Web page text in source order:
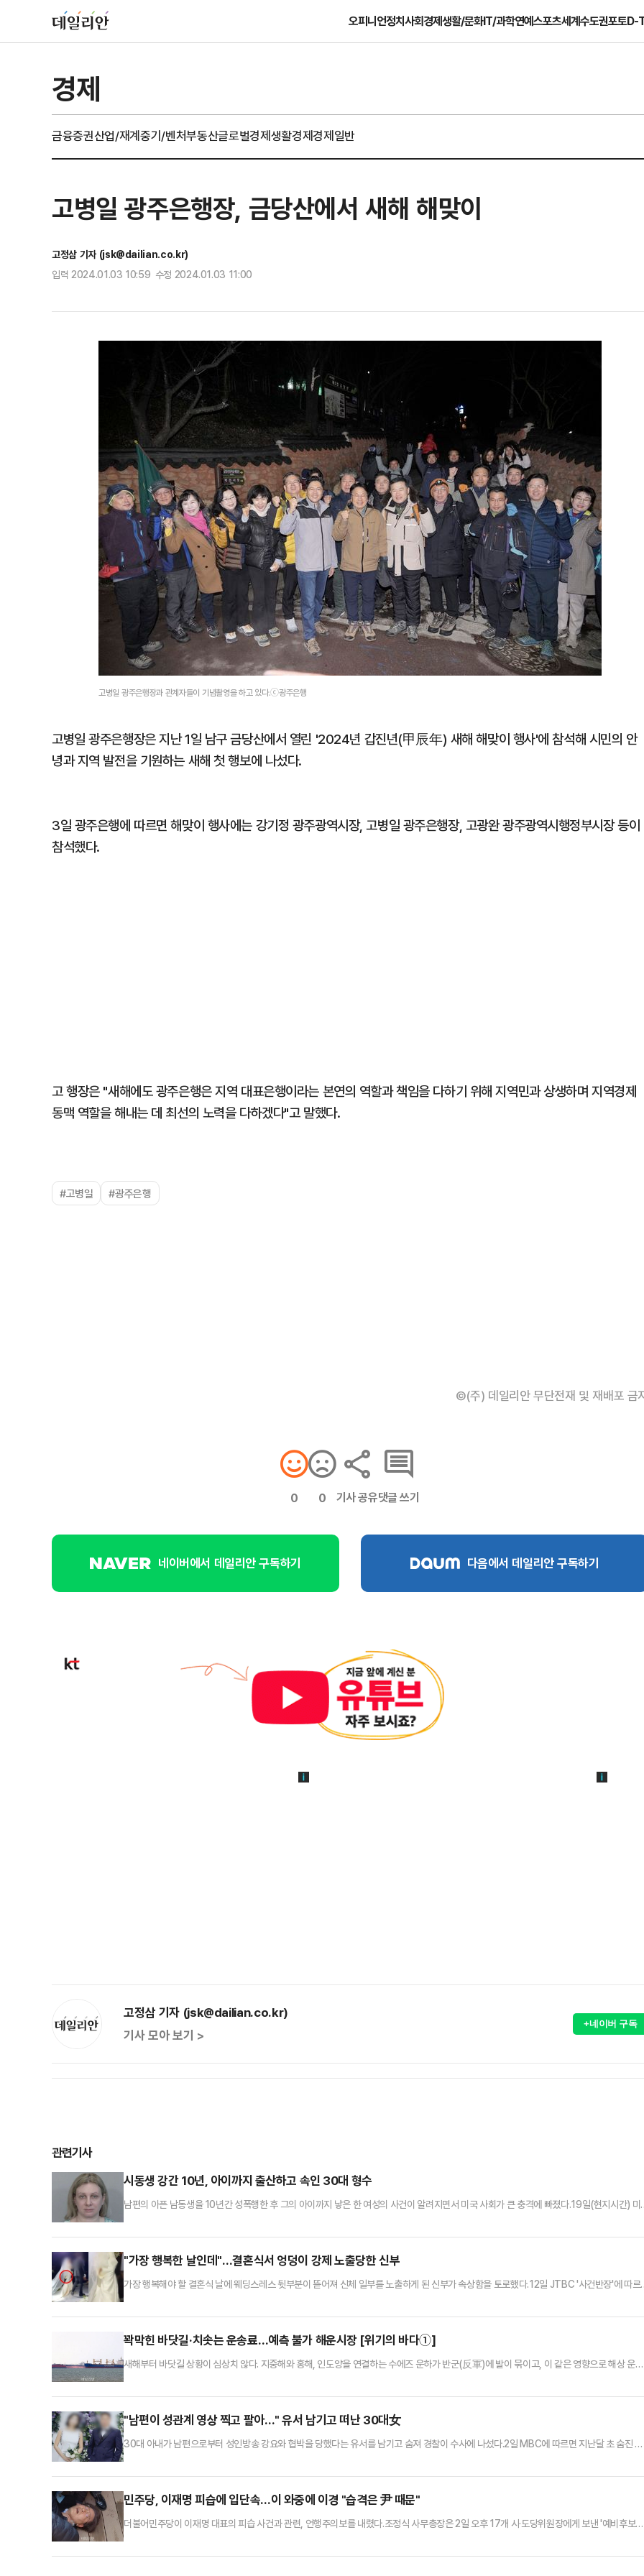
오피니언정치사회경제생활/문화IT/과학연예스포츠세계수도권포토D-
경제
금융증권산업/재계중기/벤처부동산글로벌경제생활경제경제일반
고병일 광주은행장, 금당산에서 새해 해맞이
고정삼 기자 (jsk@dailian.co.kr)
입력 2024.01.03 10:59 수정 2024.01.03 11:00
고병일 광주은행장과 관계자들이 기념촬영을 하고 있다.ⓒ광주은행
고병일 광주은행장은 지난 1일 남구 금당산에서 열린 '2024년 갑진년(甲辰年) 새해 해맞이 행사'에 참석해 시민의 안
녕과 지역 발전을 기원하는 새해 첫 행보에 나섰다.
3일 광주은행에 따르면 해맞이 행사에는 강기정 광주광역시장, 고병일 광주은행장, 고광완 광주광역시행정부시장 등이
참석했다.
고 행장은 "새해에도 광주은행은 지역 대표은행이라는 본연의 역할과 책임을 다하기 위해 지역민과 상생하며 지역경제
동맥 역할을 해내는 데 최선의 노력을 다하겠다"고 말했다.
#고병일 #광주은행
©(주) 데일리안 무단전재 및 재배포 금
0 0 기사 공유댓글 쓰기
네이버에서 데일리안 구독하기 다음에서 데일리안 구독하기
고정삼 기자 (jsk@dailian.co.kr)
기사 모아 보기 >
+네이버 구독
관련기사
시동생 강간 10년, 아이까지 출산하고 속인 30대 형수
남편의 아픈 남동생을 10년간 성폭행한 후 그의 아이까지 낳은 한 여성의 사건이 알려지면서 미국 사회가 큰 충격에 빠졌다.19일(현지시간) 미
의 남동생에게 강간을 당했다는 거짓 진술도 한 사실도 드러났다.앞서 브룩스는 지난해 6월 경찰에 남편과 그의 남동생으로부터 성폭행을 당했
"가장 행복한 날인데"…결혼식서 엉덩이 강제 노출당한 신부
가장 행복해야 할 결혼식 날에 웨딩스레스 뒷부분이 뜯어져 신체 일부를 노출하게 된 신부가 속상함을 토로했다.12일 JTBC '사건반장'에 따르
씨의 상태를 발견한 것은 A씨의 친구였다. 하객석에서 보일 정도로 다리와 신체 일부가 훤히 드러난 것. A씨는 당시에는 이 사실을 모르고 있다
꽉막힌 바닷길·치솟는 운송료…예측 불가 해운시장 [위기의 바다①]
새해부터 바닷길 상황이 심상치 않다. 지중해와 홍해, 인도양을 연결하는 수에즈 운하가 반군(反軍)에 발이 묶이고, 이 같은 영향으로 해상 운송
던 컨테이너선이 운항을 중단하는 일이 빈번하게 발생하고 있다.연합뉴스에 따르면 지난달 31일 세계 2위 해운업체인 머스크사(社)는 15일에
"남편이 성관계 영상 찍고 팔아…" 유서 남기고 떠난 30대女
30대 아내가 남편으로부터 성인방송 강요와 협박을 당했다는 유서를 남기고 숨져 경찰이 수사에 나섰다.2일 MBC에 따르면 지난달 초 숨진
씨가 A씨에게 인터넷 성인방송을 하도록 강요했다"며 "A씨가 이혼을 요구한 뒤에도 협박과 금전 요구를 계속했다"는 내용이 담겼다.유족 측은
민주당, 이재명 피습에 입단속…이 와중에 이경 "습격은 尹 때문"
더불어민주당이 이재명 대표의 피습 사건과 관련, 언행주의보를 내렸다.조정식 사무총장은 2일 오후 17개 시·도당위원장에게 보낸 '예비후보자
행될 수 있도록 관리·감독해달라"고 밝혔다.조 사무총장은 이러한 방침을 정한 배경에 대해 "이 대표가 정치 테러를 당해 긴급 수슬을 하는 등 당